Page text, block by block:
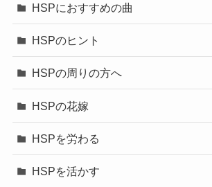
HSPにおすすめの曲
HSPのヒント
HSPの周りの方へ
HSPの花嫁
HSPを労わる
HSPを活かす